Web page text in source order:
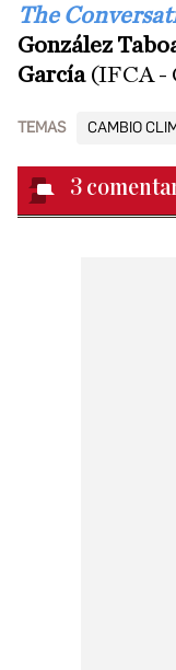
The
González
García (IFCA -
TEMAS CAMBIO
3